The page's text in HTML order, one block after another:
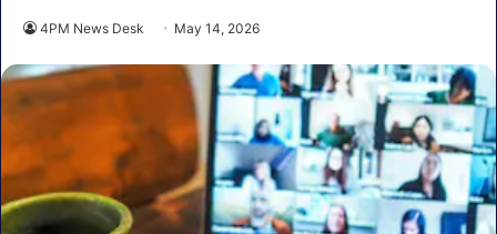
4PM News Desk May 14, 2026